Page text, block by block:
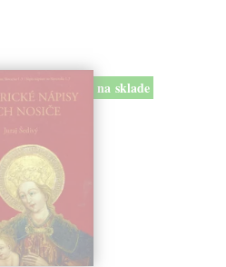
na sklade